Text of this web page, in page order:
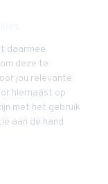
daarmee
deze te
jou relevante
hiernaast op
met het gebruik
aan de hand